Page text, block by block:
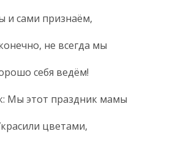
и сами признаём,
не всегда мы
себя ведём!
Мы этот праздник мамы
цветами,